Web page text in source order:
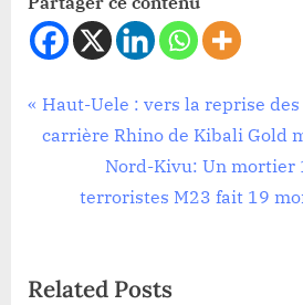
Politique
Navigation
l’article
P
r
u
Haut-Uele : vers la reprise
carrière Rhino de Kibali Gold
N
e
P
Nord-Kivu: Un mortier
terroristes M23 fait 19
Related Posts